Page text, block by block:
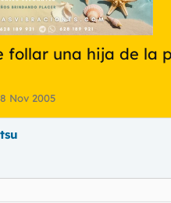
follar una hija de la
Nov 2005